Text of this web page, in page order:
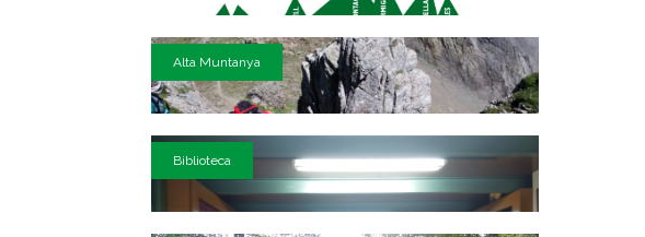
Alta Muntanya
Biblioteca